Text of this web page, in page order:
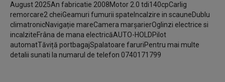
August 2025An fabricatie 2008Motor 2.0 tdi140cpCarlig
remorcare2 cheiGeamuri fumurii spateIncalzire in scauneDublu
climatronicNavigație mareCamera marșarierOglinzi electrice si
incalziteFrâna de mana electricăAUTO-HOLDPilot
automatTăviță portbagajSpalatoare faruriPentru mai multe
detalii sunati la numarul de telefon 0740171799